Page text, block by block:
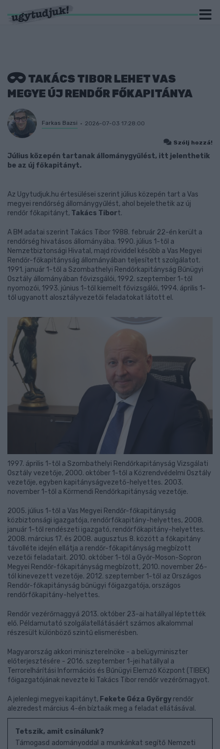
TAKÁCS TIBOR LEHET VAS
MEGYE ÚJ RENDŐR FŐKAPITÁNYA
Farkas Bazsi 2026-07-03 17:28:00
Szólj hozzá!
Július közepén tartanak állománygyűlést, itt jelenthetik
be az új főkapitányt.
Az Ugytudjuk.hu értesülései szerint július közepén tart a Vas
megyei rendőrség állománygyűlést, ahol bejelethetik az új
rendőr főkapitányt, Takács Tibort.
A BM adatai szerint Takács Tibor 1988. február 22-én került a
rendőrség hivatásos állományába. 1990. július 1-től a
Nemzetbiztonsági Hivatal, majd röviddel később a Vas Megyei
Rendőr-főkapitányság állományában teljesített szolgálatot.
1991. január 1-től a Szombathelyi Rendőrkapitányság Bűnügyi
Osztály állományában fővizsgálói, 1992. szeptember 1-től
nyomozói, 1993. június 1-től kiemelt fővizsgálói, 1994. április 1-
től ugyanott alosztályvezetői feladatokat látott el.
1997. április 1-től a Szombathelyi Rendőrkapitányság Vizsgálati
Osztály vezetője, 2000. október 1-től a Közrendvédelmi Osztály
vezetője, egyben kapitányságvezető-helyettes. 2003.
november 1-től a Körmendi Rendőrkapitányság vezetője.
2005. július 1-től a Vas Megyei Rendőr-főkapitányság
közbiztonsági igazgatója, rendőrfőkapitány-helyettes, 2008.
január 1-től rendészeti igazgató, rendőrfőkapitány-helyettes.
2008. március 17. és 2008. augusztus 8. között a főkapitány
távolléte idején ellátja a rendőr-főkapitányság megbízott
vezetői feladatait. 2010. október 1-től a Győr-Moson-Sopron
Megyei Rendőr-főkapitányság megbízott, 2010. november 26-
tól kinevezett vezetője. 2012. szeptember 1-től az Országos
Rendőr-főkapitányság bűnügyi főigazgatója, országos
rendőrfőkapitány-helyettes.
Rendőr vezérőrnaggyá 2013. október 23-ai hatállyal léptették
elő. Példamutató szolgálatellátásáért számos alkalommal
részesült különböző szintű elismerésben.
Magyarország akkori miniszterelnöke - a belügyminiszter
előterjesztésére - 2016. szeptember 1-jei hatállyal a
Terrorelhárítási Információs és Bűnügyi Elemző Központ (TIBEK)
főigazgatójának nevezte ki Takács Tibor rendőr vezérőrnagyot.
A jelenlegi megyei kapitányt, Fekete Géza György rendőr
alezredest március 4-én bíztaák meg a feladat ellátásával.
Tetszik, amit csinálunk?
Támogasd adományoddal a munkánkat segítő Nemzeti